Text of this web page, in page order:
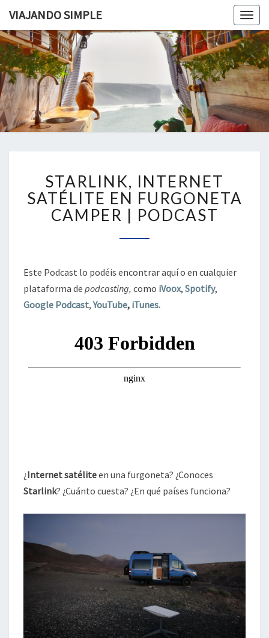
VIAJANDO SIMPLE
SIMPLE
Viviendo
En Un
Camión
Por
Europa
INTERNET
SATÉLITE
EN
FURGONETA
STARLINK, INTERNET
SATÉLITE EN FURGONETA
CAMPER | PODCAST
Este Podcast lo podéis encontrar aquí o en cualquier
plataforma de podcasting, como iVoox, Spotify,
Google Podcast,YouTube, iTunes.
¿Internet satéliteen una furgoneta? ¿Conoces
Starlink? ¿Cuánto cuesta? ¿En qué países funciona?